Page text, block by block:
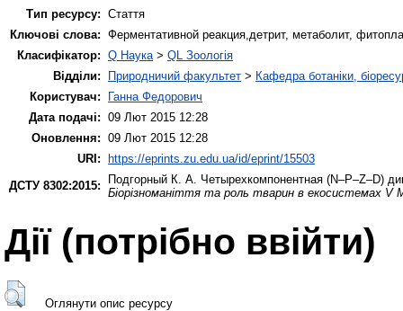
Тип ресурсу: Стаття
Ключові слова: Ферментативной реакция,детрит, метаболит,
Класифікатор: Q Наука > QL Зоологія
Відділи:
Природничий факультет > Кафедра ботаніки,
Користувач:
Ганна Федорович
Дата подачі: 09 Лют 2015 12:28
Оновлення: 09 Лют 2015 12:28
URI: https://eprints.zu.edu.ua/id/eprint/15503
ДСТУ 8302:2015:
Подгорный К. А. Четырехкомпонентная (N–P–Z–D)
Біорізноманіття та роль тварин в екосистемах V
Дії ​​(потрібно ввійти)
Оглянути опис ресурсу